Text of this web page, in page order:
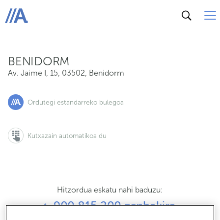
ABANCA
BENIDORM
Av. Jaime I, 15, 03502, Benidorm
Ordutegi estandarreko bulegoa
Kutxazain automatikoa du
Hitzordua eskatu nahi baduzu:
900 815 200 zenbakira
Av. Jaime I, 15, 03502, Benidorm